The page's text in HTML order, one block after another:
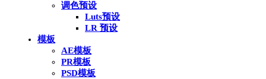
调色预设
Luts预设
LR 预设
模板
AE模板
PR模板
PSD模板